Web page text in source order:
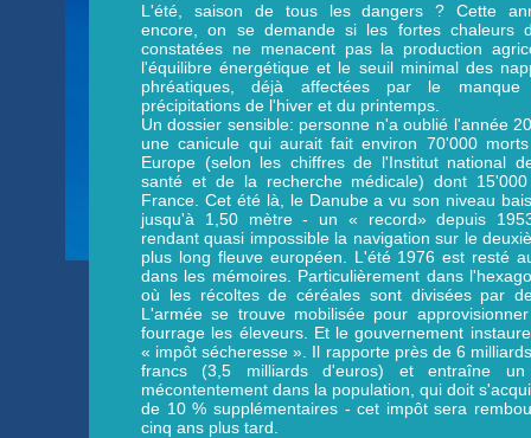
L'été, saison de tous les dangers ? Cette
encore, on se demande si les fortes chaleurs
constatées ne menacent pas la production
l'équilibre énergétique et le seuil minimal des
phréatiques, déjà affectées par le manque
précipitations de l'hiver et du printemps.
Un dossier sensible: personne n'a oublié l'année
une canicule qui aurait fait environ 70'000
Europe (selon les chiffres de l'Institut national
santé et de la recherche médicale) dont
France. Cet été là, le Danube a vu son niveau
jusqu'à 1,50 mètre - un « record» depuis
rendant quasi impossible la navigation sur le
plus long fleuve européen. L'été 1976 est resté
dans les mémoires. Particulièrement dans
où les récoltes de céréales sont divisées par
L'armée se trouve mobilisée pour
fourrage les éleveurs. Et le gouvernement
« impôt sécheresse ». Il rapporte près de 6
francs (3,5 milliards d'euros) et entraîne
mécontentement dans la population, qui doit
de 10 % supplémentaires - cet impôt sera
cinq ans plus tard.